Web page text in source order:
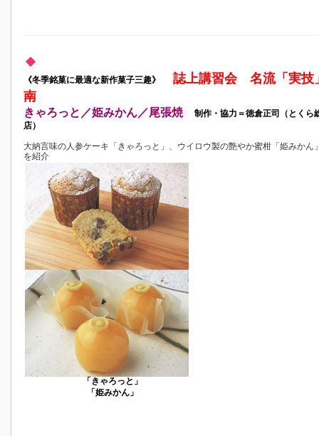
《冬季銘菓に最適な新作菓子三趣》
誌上講習会 名流「実技
南
きゃろっと／姫みかん／尾張焼
制作・協力＝徳倉正司（とくら
店）
大納言味の人参ケーキ「きゃろっと」、ウイロウ製の艶やか蜜柑「姫みかん
を紹介
「きゃろっと」
「姫みかん」